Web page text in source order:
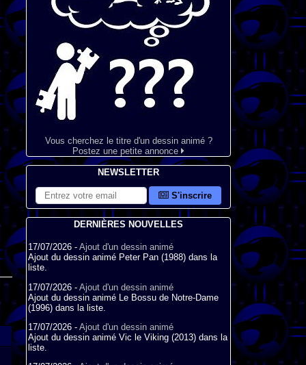
Vous cherchez le titre d'un dessin animé ?
Postez une petite annonce
NEWSLETTER
S'inscrire
DERNIÈRES NOUVELLES
17/07/2026 - Ajout d'un dessin animé
Ajout du dessin animé Peter Pan (1988) dans la
liste.
17/07/2026 - Ajout d'un dessin animé
Ajout du dessin animé Le Bossu de Notre-Dame
(1996) dans la liste.
17/07/2026 - Ajout d'un dessin animé
Ajout du dessin animé Vic le Viking (2013) dans la
liste.